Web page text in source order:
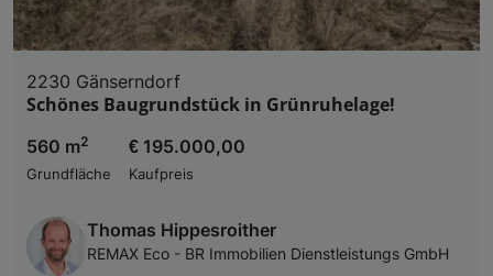
2230 Gänserndorf
Schönes Baugrundstück in Grünruhelage!
560 m2
Grundfläche
€ 195.000,00
Kaufpreis
Thomas Hippesroither
REMAX Eco - BR Immobilien Dienstleistungs GmbH